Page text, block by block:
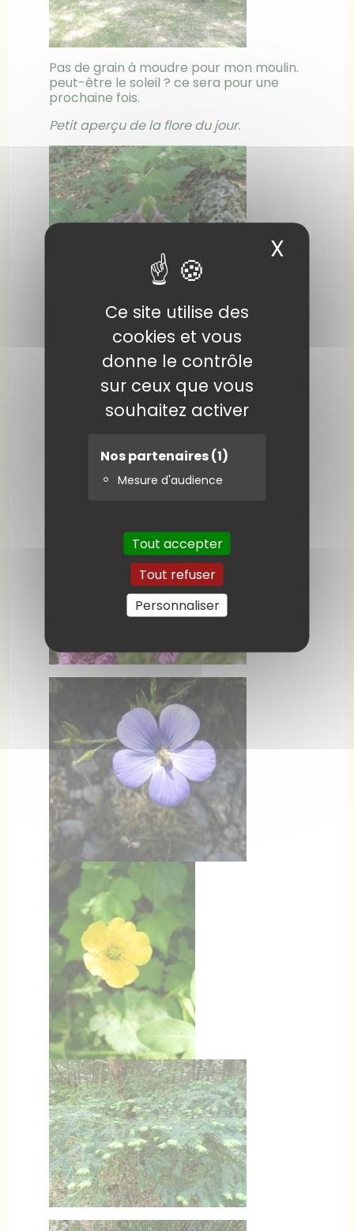
Ce site utilise des
cookies et vous
donne le contrôle
sur ceux que vous
souhaitez activer
Nos partenaires(1)
Mesure d'audience
Tout accepter
Tout refuser
Personnaliser
X
Pas de grain à moudre pour mon moulin.
peut-être le soleil ? ce sera pour une
prochaine fois.
Petit aperçu de la flore du jour.